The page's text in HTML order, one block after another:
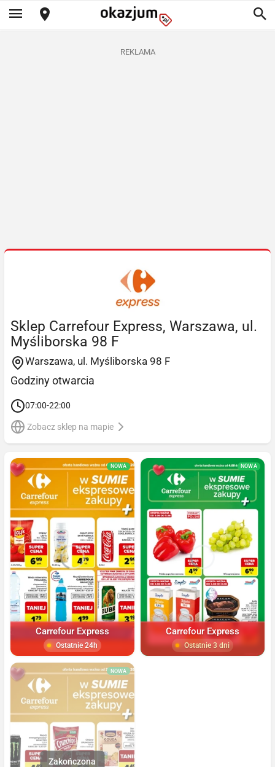
REKLAMA
Sklep Carrefour Express, Warszawa, ul.
Myśliborska 98 F
Warszawa, ul. Myśliborska 98 F
Godziny otwarcia
07:00-22:00
Zobacz sklep na mapie
NOWA
Carrefour Express
Ostatnie 24h
NOWA
Carrefour Express
Ostatnie 3 dni
NOWA